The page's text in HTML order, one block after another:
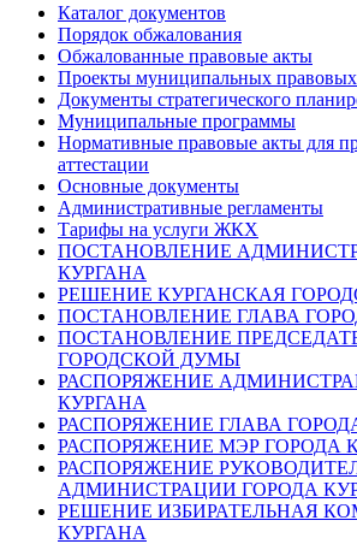
Каталог документов
Порядок обжалования
Обжалованные правовые акты
Проекты муниципальных правовых
Документы стратегического
Муниципальные программы
Нормативные правовые акты для
аттестации
Основные документы
Административные регламенты
Тарифы на услуги ЖКХ
ПОСТАНОВЛЕНИЕ
КУРГАНА
РЕШЕНИЕ КУРГАНСКАЯ
ПОСТАНОВЛЕНИЕ ГЛАВА
ПОСТАНОВЛЕНИЕ
ГОРОДСКОЙ ДУМЫ
РАСПОРЯЖЕНИЕ
КУРГАНА
РАСПОРЯЖЕНИЕ ГЛАВА
РАСПОРЯЖЕНИЕ МЭР ГОРОДА
РАСПОРЯЖЕНИЕ
АДМИНИСТРАЦИИ ГОРОДА
РЕШЕНИЕ ИЗБИРАТЕЛЬНАЯ
КУРГАНА